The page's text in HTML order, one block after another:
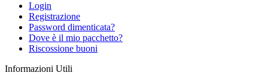
Login
Registrazione
Password dimenticata?
Dove è il mio pacchetto?
Riscossione buoni
Informazioni Utili